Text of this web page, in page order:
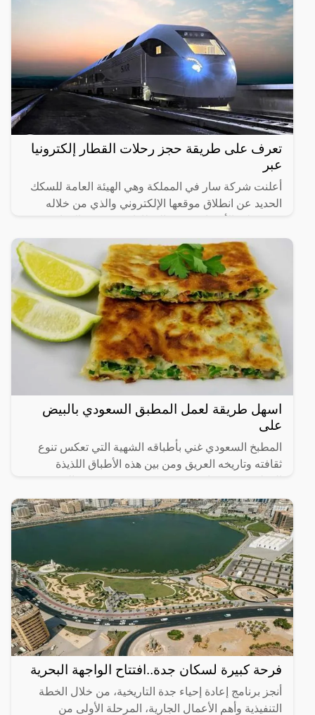
تعرف على طريقة حجز رحلات القطار إلكترونيا
عبر
أعلنت شركة سار في المملكة وهي الهيئة العامة للسكك
الحديد عن انطلاق موقعها الإلكتروني والذي من خلاله
المختلفة لها،
اسهل طريقة لعمل المطبق السعودي بالبيض
على
المطبخ السعودي غني بأطباقه الشهية التي تعكس تنوع
ثقافته وتاريخه العريق ومن بين هذه الأطباق اللذيذة
واللحم المفروم
فرحة كبيرة لسكان جدة..افتتاح الواجهة البحرية
أنجز برنامج إعادة إحياء جدة التاريخية، من خلال الخطة
التنفيذية وأهم الأعمال الجارية، المرحلة الأولى من